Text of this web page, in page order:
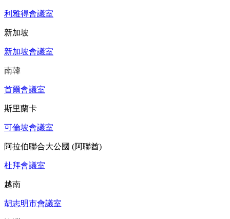
利雅得會議室
新加坡
新加坡會議室
南韓
首爾會議室
斯里蘭卡
可倫坡會議室
阿拉伯聯合大公國 (阿聯酋)
杜拜會議室
越南
胡志明市會議室